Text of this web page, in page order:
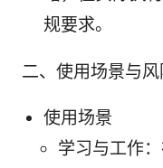
规要求。
二、使用场景与
使用场景
学习与工作